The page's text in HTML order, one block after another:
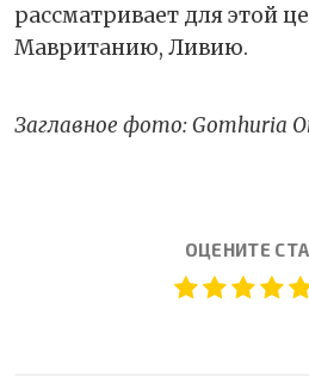
рассматривает для этой
Мавританию, Ливию.
Заглавное фото: Gomhuria
ОЦЕНИТЕ